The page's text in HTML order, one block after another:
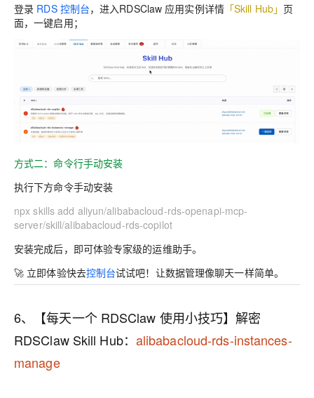
登录 RDS 控制台，进入RDSClaw 应用实例详情「Skill Hub」 页
面，一键启用；
方式二：命令行手动安装
执行下方命令手动安装
npx skills add aliyun/alibabacloud-rds-openapi-mcp-
server/skill/alibabacloud-rds-copilot
安装完成后，即可体验专家级的运维助手。
🚀 立即体验快去控制台试试吧！让数据管理像聊天一样简单。
6、【每天一个 RDSClaw 使用小技巧】解密
RDSClaw Skill Hub： alibabacloud-rds-instances-
manage